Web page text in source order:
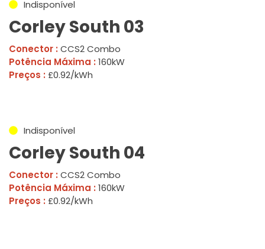
Indisponível
Corley South 03
Conector : CCS2 Combo
Potência Máxima : 160kW
Preços : £0.92/kWh
Indisponível
Corley South 04
Conector : CCS2 Combo
Potência Máxima : 160kW
Preços : £0.92/kWh